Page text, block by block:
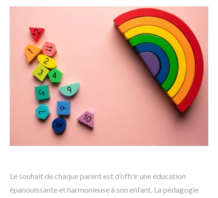
Le souhait de chaque parent est d’offrir une éducation
épanouissante et harmonieuse à son enfant. La pédagogie